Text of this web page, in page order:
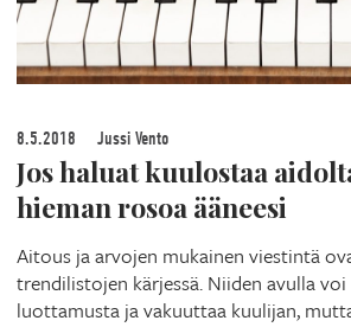
8.5.2018 Jussi Vento
Jos haluat kuulostaa
hieman rosoa ääneesi
Aitous ja arvojen mukainen viestintä
trendilistojen kärjessä. Niiden avulla
luottamusta ja vakuuttaa kuulijan,